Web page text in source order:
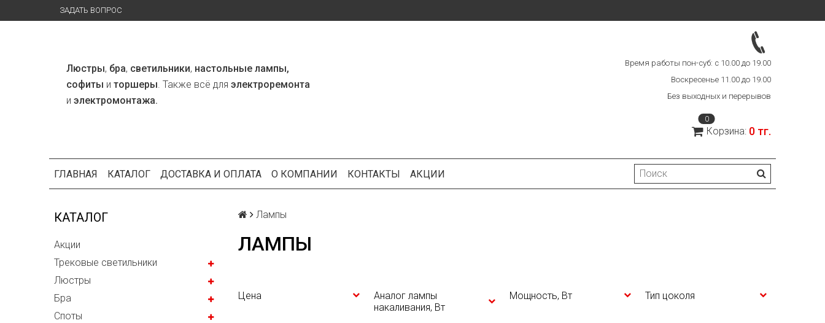
ЗАДАТЬ ВОПРОС
Люстры, бра, светильники, настольные лампы,
софиты и торшеры. Также всё для электроремонта
и электромонтажа.
Время работы пон-суб: с 10.00 до 19.00
Воскресенье 11.00 до 19.00
Без выходных и перерывов
0
Корзина: 0 тг.
ГЛАВНАЯ КАТАЛОГ ДОСТАВКА И ОПЛАТА О КОМПАНИИ КОНТАКТЫ АКЦИИ
КАТАЛОГ
Акции
Трековые светильники
Люстры
Бра
Споты
Лампы
ЛАМПЫ
Цена
Аналог лампы
накаливания, Вт
Мощность, Вт Тип цоколя